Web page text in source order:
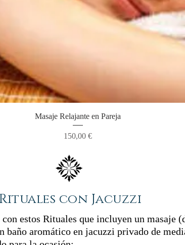
Masaje Relajante en Pareja
Precio
150,00 €
Rituales con Jacuzzi
estos Rituales que incluyen un masaje
baño aromático en jacuzzi privado de